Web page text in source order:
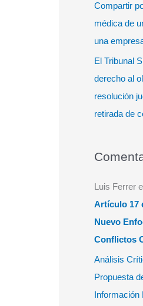
Compartir
médica de
una
El Tribunal
derecho al
resolución
retirada de
Luis Ferrer
Artículo 17
Nuevo
Conflictos
Análisis
Propuesta
Información